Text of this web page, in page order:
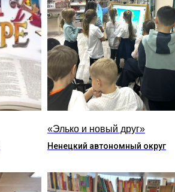
«Элько и новый друг»
Ненецкий автономный округ